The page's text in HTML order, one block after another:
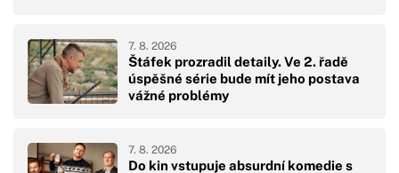
Štáfek prozradil detaily. Ve 2. řadě
úspěšné série bude mít jeho postava
vážné problémy
7. 8. 2026
Do kin vstupuje absurdní komedie s
7. 8. 2026